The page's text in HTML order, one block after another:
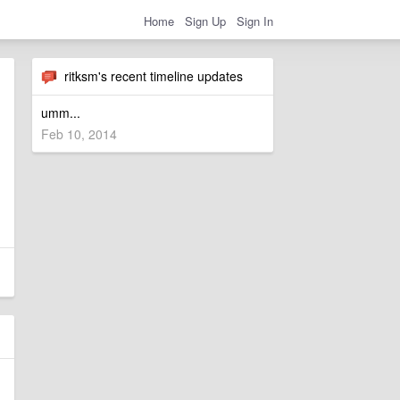
Home Sign Up Sign In
ritksm's recent timeline updates
umm...
Feb 10, 2014